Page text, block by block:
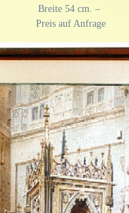
Breite 54 cm. –
Preis auf Anfrage